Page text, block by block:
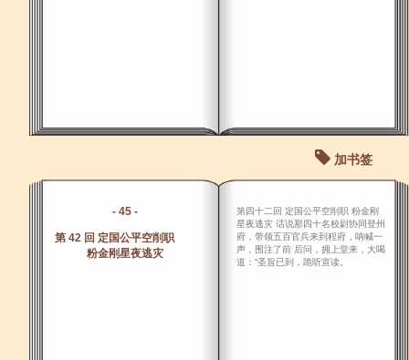
加书签
- 45 -
第 42 回 定国公平空削职
粉金刚星夜逃灾
第四十二回 定国公平空削职 粉金刚
星夜逃灾 话说那四十名校尉协同登州
府，带领五百官兵来到程府，呐喊一
声，围注了前 后问，拥上堂来，大喝
道：“圣旨已到，跪听宣读。